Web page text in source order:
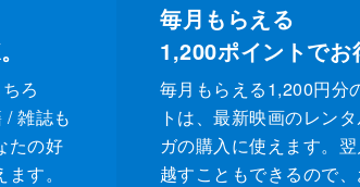
ろ
/ 雑誌も
たの好
す。
毎月もらえる
1,200ポイントでお
毎月もらえる1,200円分
トは、最新映画のレン
ガの購入に使えます。
越すこともできるので